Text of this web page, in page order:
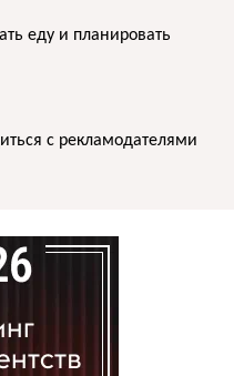
еду и планировать
с рекламодателями